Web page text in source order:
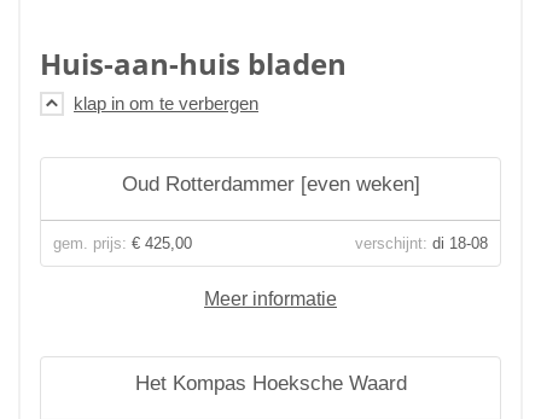
Huis-aan-huis bladen
Oud Rotterdammer [even weken]
gem. prijs: € 425,00 verschijnt: di 18-08
Meer informatie
Het Kompas Hoeksche Waard